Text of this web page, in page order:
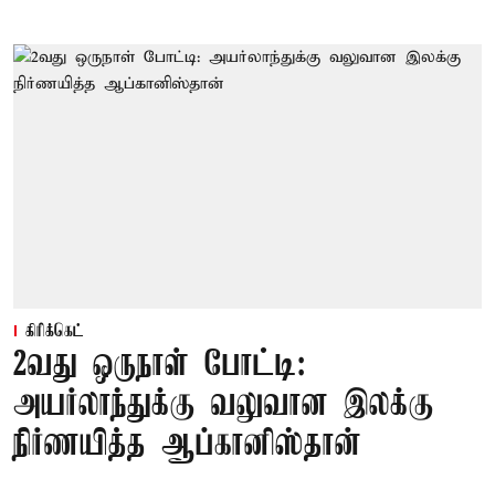
கிரிக்கெட்
2வது ஒருநாள் போட்டி:
அயர்லாந்துக்கு வலுவான இலக்கு
நிர்ணயித்த ஆப்கானிஸ்தான்